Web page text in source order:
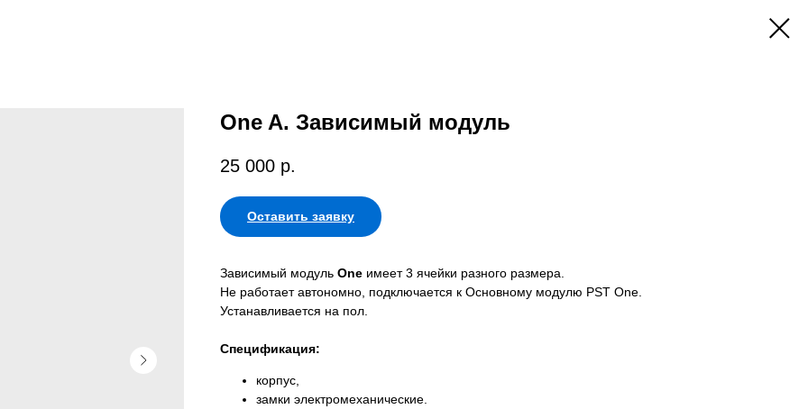
One A. Зависимый модуль
25 000 р.
Оставить заявку
Зависимый модуль One имеет 3 ячейки разного размера.
Не работает автономно, подключается к Основному модулю PST One.
Устанавливается на пол.
Спецификация:
корпус,
замки электромеханические.